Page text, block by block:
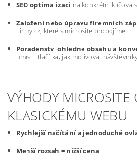
SEO optimalizaci na konkrétní klíčová
Založení nebo úpravu firemních
Firmy.cz, které s microsite propojíme
Poradenství ohledně obsahu a
umístit tlačítka, jak motivovat
VÝHODY MICROSITE
KLASICKÉMU WEBU
Rychlejší načítání a jednoduché
Menší rozsah = nižší cena